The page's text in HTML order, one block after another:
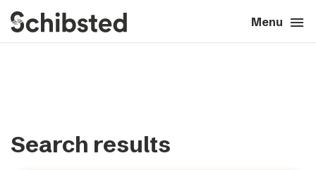
Menu menu
search Close close
Tech & AI
Search results